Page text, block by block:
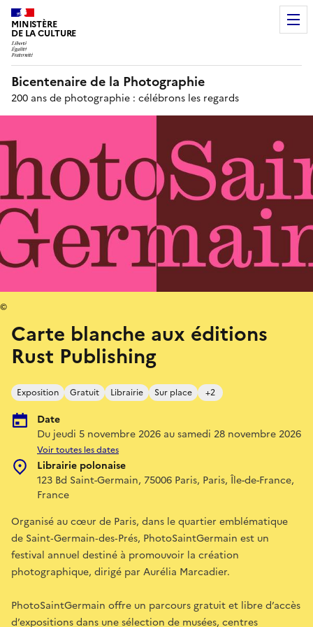
MINISTÈRE
DE LA CULTURE
Bicentenaire de la Photographie
200 ans de photographie : célébrons les regards
Carte blanche aux éditions
Rust Publishing
Exposition Gratuit Librairie Sur place +2
Date
Du jeudi 5 novembre 2026 au samedi 28 novembre 2026
Voir toutes les dates
Librairie polonaise
123 Bd Saint-Germain, 75006 Paris, Paris, Île-de-France,
France
©
Organisé au cœur de Paris, dans le quartier emblématique
de Saint‐Germain‐des‐Prés, PhotoSaintGermain est un
festival annuel destiné à promouvoir la création
photographique, dirigé par Aurélia Marcadier.
PhotoSaintGermain offre un parcours gratuit et libre d’accès
d’expositions dans une sélection de musées, centres